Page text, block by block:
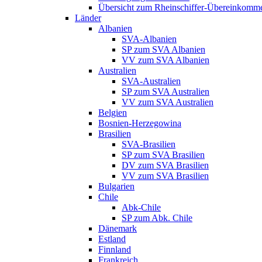
Übersicht zum Rheinschiffer-
Länder
Albanien
SVA-Albanien
SP zum SVA Albanien
VV zum SVA Albanien
Australien
SVA-Australien
SP zum SVA Australien
VV zum SVA Australien
Belgien
Bosnien-Herzegowina
Brasilien
SVA-Brasilien
SP zum SVA Brasilien
DV zum SVA Brasilien
VV zum SVA Brasilien
Bulgarien
Chile
Abk-Chile
SP zum Abk. Chile
Dänemark
Estland
Finnland
Frankreich